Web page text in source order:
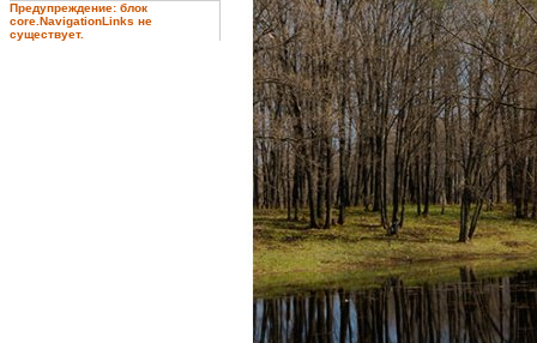
Предупреждение: блок
core.NavigationLinks не
существует.